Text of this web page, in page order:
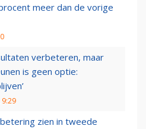
meer dan de vorige
verbeteren, maar
is geen optie:
zien in tweede